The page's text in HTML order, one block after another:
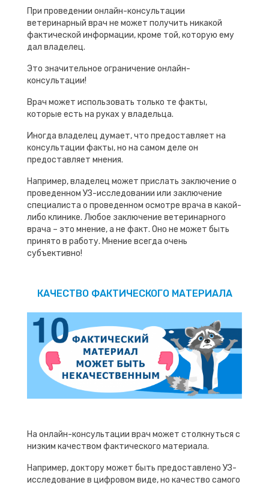
При проведении онлайн-консультации
ветеринарный врач не может получить никакой
фактической информации, кроме той, которую ему
дал владелец.
Это значительное ограничение онлайн-
консультации!
Врач может использовать только те факты,
которые есть на руках у владельца.
Иногда владелец думает, что предоставляет на
консультации факты, но на самом деле он
предоставляет мнения.
Например, владелец может прислать заключение о
проведенном УЗ-исследовании или заключение
специалиста о проведенном осмотре врача в какой-
либо клинике. Любое заключение ветеринарного
врача – это мнение, а не факт. Оно не может быть
принято в работу. Мнение всегда очень
субъективно!
КАЧЕСТВО ФАКТИЧЕСКОГО МАТЕРИАЛА
На онлайн-консультации врач может столкнуться с
низким качеством фактического материала.
Например, доктору может быть предоставлено УЗ-
исследование в цифровом виде, но качество самого